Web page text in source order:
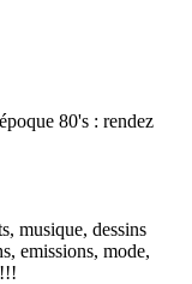
80's : rendez
musique, dessins
emissions, mode,